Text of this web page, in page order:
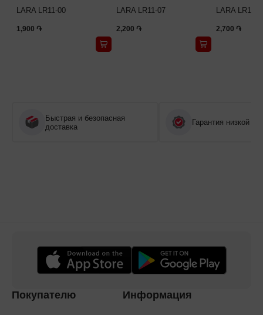
LARA LR11-00
1,900 ֏
LARA LR11-07
2,200 ֏
LARA LR11-
2,700 ֏
Быстрая и безопасная
доставка
Гарантия низкой
Покупателю Информация